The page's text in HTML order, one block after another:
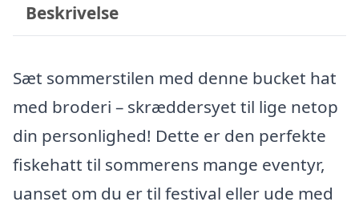
Beskrivelse
Sæt sommerstilen med denne bucket hat
med broderi – skræddersyet til lige netop
din personlighed! Dette er den perfekte
fiskehatt til sommerens mange eventyr,
uanset om du er til festival eller ude med